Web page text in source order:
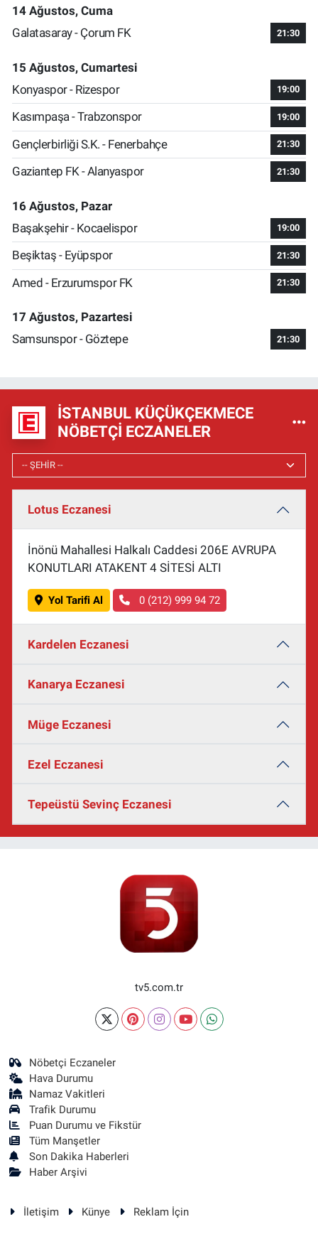
14 Ağustos, Cuma
Galatasaray - Çorum FK
21:30
15 Ağustos, Cumartesi
Konyaspor - Rizespor
19:00
Kasımpaşa - Trabzonspor 19:00
Gençlerbirliği S.K. - Fenerbahçe 21:30
Gaziantep FK - Alanyaspor 21:30
16 Ağustos, Pazar
Başakşehir - Kocaelispor
19:00
Beşiktaş - Eyüpspor 21:30
Amed - Erzurumspor FK 21:30
17 Ağustos, Pazartesi
Samsunspor - Göztepe
21:30
İSTANBUL KÜÇÜKÇEKMECE
NÖBETÇI ECZANELER
Lotus Eczanesi
İnönü Mahallesi Halkalı Caddesi 206E AVRUPA
KONUTLARI ATAKENT 4 SİTESİ ALTI
Yol Tarifi Al 0 (212) 999 94 72
Kardelen Eczanesi
Kanarya Eczanesi
Müge Eczanesi
Ezel Eczanesi
Tepeüstü Sevinç Eczanesi
tv5.com.tr
Nöbetçi Eczaneler
Hava Durumu
Namaz Vakitleri
Trafik Durumu
Puan Durumu ve Fikstür
Tüm Manşetler
Son Dakika Haberleri
Haber Arşivi
İletişim Künye Reklam İçin